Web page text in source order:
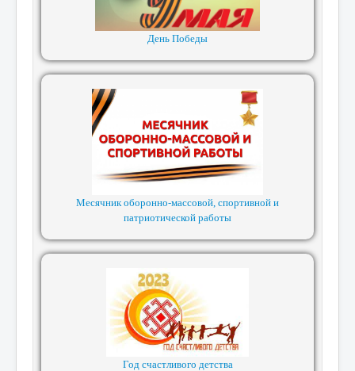
День Победы
Месячник оборонно-массовой, спортивной и
патриотической работы
Год счастливого детства